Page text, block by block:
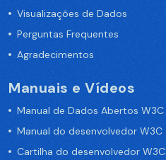
Visualizações de Dados
Perguntas Frequentes
Agradecimentos
Manuais e Vídeos
Manual de Dados Abertos W3C
Manual do desenvolvedor W3C
Cartilha do desenvolvedor W3C